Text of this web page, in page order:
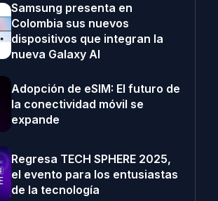
Samsung presenta en
Colombia sus nuevos
dispositivos que integran la
nueva Galaxy AI
Adopción de eSIM: El futuro de
la conectividad móvil se
expande
Regresa TECH SPHERE 2025,
el evento para los entusiastas
de la tecnología